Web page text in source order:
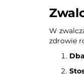
W
zdrowie